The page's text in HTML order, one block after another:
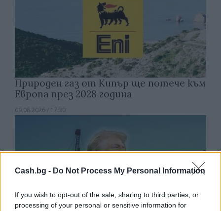
Cash.bg - Do Not Process My Personal Information
If you wish to opt-out of the sale, sharing to third parties, or
processing of your personal or sensitive information for
Природен газ от Кипър ще потече към
Европа през 2028 година
09.08.2026 / 17:30